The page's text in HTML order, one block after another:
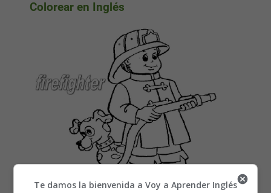
Colorear en Inglés
Te damos la bienvenida a Voy a Aprender Inglés